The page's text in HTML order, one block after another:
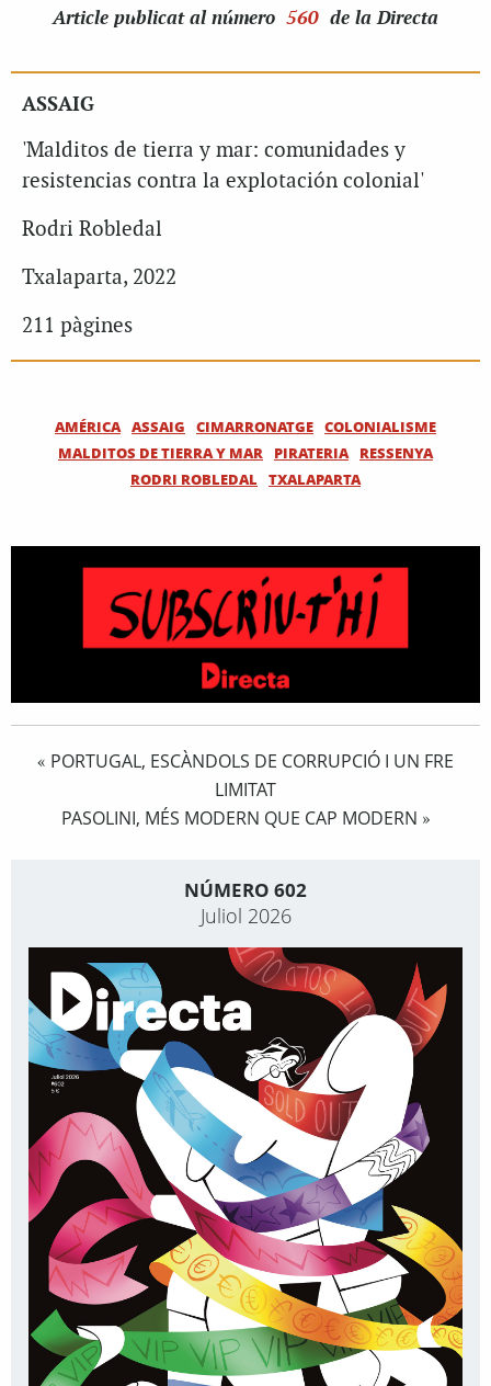
Article publicat al número 560 de la Directa
ASSAIG
'Malditos de tierra y mar: comunidades y
resistencias contra la explotación colonial'
Rodri Robledal
Txalaparta, 2022
211 pàgines
AMÉRICA ASSAIG CIMARRONATGE COLONIALISME
MALDITOS DE TIERRA Y MAR
PIRATERIA
RESSENYA
RODRI ROBLEDAL
TXALAPARTA
« PORTUGAL, ESCÀNDOLS DE CORRUPCIÓ I UN FRE
LIMITAT
PASOLINI, MÉS MODERN QUE CAP MODERN »
NÚMERO 602
Juliol 2026